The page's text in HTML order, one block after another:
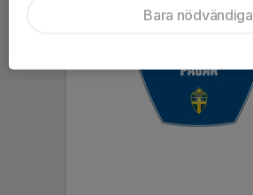
Bara nödvändiga